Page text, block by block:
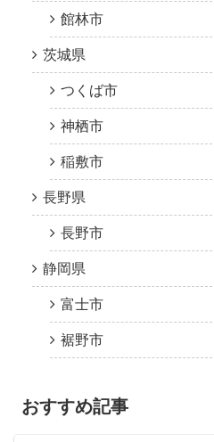
館林市
茨城県
つくば市
神栖市
稲敷市
長野県
長野市
静岡県
富士市
裾野市
おすすめ記事